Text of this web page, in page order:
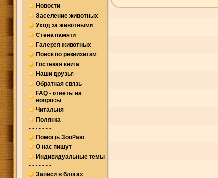
Новости
Заселение животных
Уход за животными
Стена памяти
Галерея животных
Поиск по реквизитам
Гостевая книга
Наши друзья
Обратная связь
FAQ - ответы на
вопросы
Читальня
Полянка
- - - - - - -
Помощь ЗооРаю
О нас пишут
Индивидуальные темы
- - - - - - -
Записи в блогах